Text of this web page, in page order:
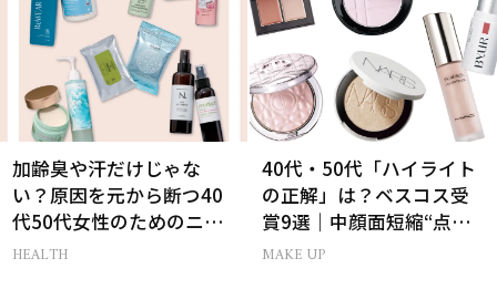
加齢臭や汗だけじゃな
い？原因を元から断つ40
代50代女性のためのニオ
イケア
HEALTH
40代・50代「ハイライト
の正解」は？ベスコス受
賞9選｜中顔面短縮“点置
き”メイク法も
MAKE UP